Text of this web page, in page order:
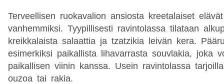
Terveellisen ruokavalion ansiosta kreetalaiset
vanhemmiksi. Tyypillisesti ravintolassa tilataan
kreikkalaista salaattia ja tzatzikia leivän kera.
esimerkiksi paikallista lihavarrasta souvlakia, joka
paikallisen viinin kanssa. Usein ravintolassa
ouzoa tai rakia.